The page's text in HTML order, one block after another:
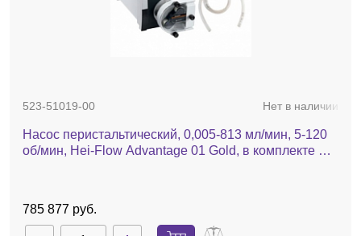
523-51019-00 Нет в наличии
Насос перистальтический, 0,005-813 мл/мин, 5-120
об/мин, Hei-Flow Advantage 01 Gold, в комплекте SP
785 877 руб.